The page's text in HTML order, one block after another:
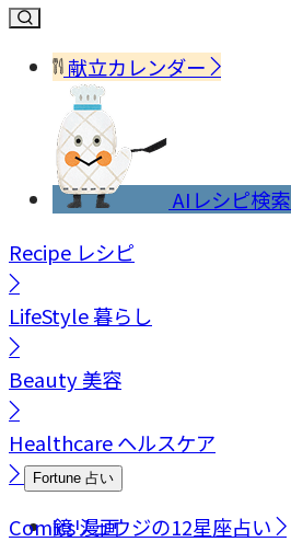
献立カレンダー
AIレシピ検索
Recipe レシピ
LifeStyle暮らし
Beauty美容
Healthcareヘルスケア
Fortune 占い
鏡リュウジの12星座占い
Comics漫画